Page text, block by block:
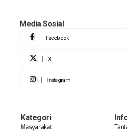
Media Sosial
Facebook
X
Instagram
Kategori
Masyarakat